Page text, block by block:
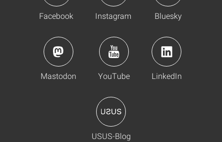
Facebook Instagram Bluesky
Mastodon YouTube LinkedIn
USUS-Blog